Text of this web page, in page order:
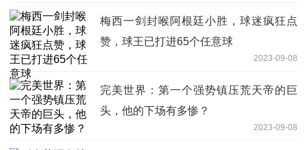
梅西一剑封喉阿根廷小胜，球迷疯狂点
赞，球王已打进65个任意球
2023-09-08
完美世界：第一个强势镇压荒天帝的巨
头，他的下场有多惨？
2023-09-08